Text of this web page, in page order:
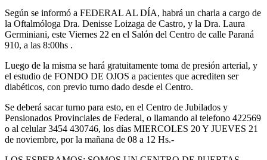
Según se informó a FEDERAL AL DÍA, habrá un charla a cargo de
la Oftalmóloga Dra. Denisse Loizaga de Castro, y la Dra. Laura
Germiniani, este Viernes 22 en el Salón del Centro de calle Paraná
910, a las 8:00hs .
Luego de la misma se hará gratuitamente toma de presión arterial, y
el estudio de FONDO DE OJOS a pacientes que acrediten ser
diabéticos, con previo turno dado desde el Centro.
Se deberá sacar turno para esto, en el Centro de Jubilados y
Pensionados Provinciales de Federal, o llamando al telefono 422569
o al celular 3454 430746, los días MIERCOLES 20 Y JUEVES 21
de noviembre, por la mañana de 08 a 12 Hs.-